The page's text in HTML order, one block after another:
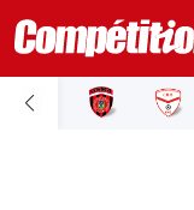
ACCUEIL